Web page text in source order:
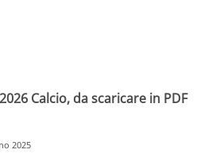
Calcio, da scaricare in PDF
2025